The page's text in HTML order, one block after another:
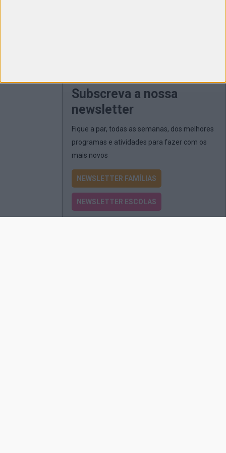
Subscreva a nossa
newsletter
Fique a par, todas as semanas, dos melhores
programas e atividades para fazer com os
mais novos
NEWSLETTER FAMÍLIAS
NEWSLETTER ESCOLAS